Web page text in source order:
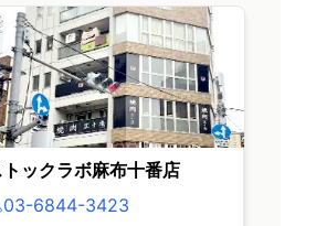
トックラボ麻布十番店
03-6844-3423